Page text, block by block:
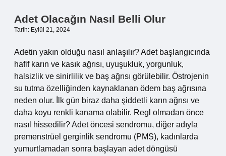
Adet Olacağın Nasıl Belli Olur
Tarih: Eylül 21, 2024
Adetin yakın olduğu nasıl anlaşılır? Adet başlangıcında
hafif karın ve kasık ağrısı, uyuşukluk, yorgunluk,
halsizlik ve sinirlilik ve baş ağrısı görülebilir. Östrojenin
su tutma özelliğinden kaynaklanan ödem baş ağrısına
neden olur. İlk gün biraz daha şiddetli karın ağrısı ve
daha koyu renkli kanama olabilir. Regl olmadan önce
nasıl hissedilir? Adet öncesi sendromu, diğer adıyla
premenstrüel gerginlik sendromu (PMS), kadınlarda
yumurtlamadan sonra başlayan adet döngüsü